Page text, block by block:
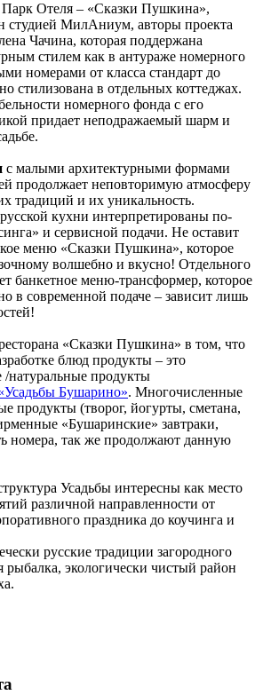
Отеля – «Сказки Пушкина»,
студией МилАниум, авторы проекта
Чачина, которая поддержана
стилем как в антураже номерного
номерами от класса стандарт до
стилизована в отдельных коттеджах.
номерного фонда с его
придает неподражаемый шарм и
с малыми архитектурными формами
продолжает неповторимую атмосферу
традиций и их уникальность.
кухни интерпретированы по-
и сервисной подачи. Не оставит
меню «Сказки Пушкина», которое
волшебно и вкусно! Отдельного
банкетное меню-трансформер, которое
в современной подаче – зависит лишь
«Сказки Пушкина» в том, что
блюд продукты – это
/натуральные продукты
Бушарино». Многочисленные
продукты (творог, йогурты, сметана,
«Бушаринские» завтраки,
номера, так же продолжают данную
Усадьбы интересны как место
различной направленности от
праздника до коучинга и
русские традиции загородного
рыбалка, экологически чистый район